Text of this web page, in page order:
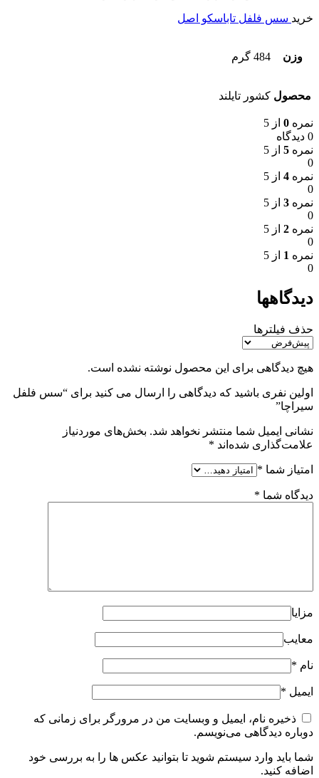
خرید سس فلفل تاباسکو اصل
وزن 484 گرم
محصول کشور تایلند
نمره 0 از 5
0 دیدگاه
نمره 5 از 5
0
نمره 4 از 5
0
نمره 3 از 5
0
نمره 2 از 5
0
نمره 1 از 5
0
دیدگاهها
حذف فیلترها
هیچ دیدگاهی برای این محصول نوشته نشده است.
اولین نفری باشید که دیدگاهی را ارسال می کنید برای “سس فلفل
سیراچا”
نشانی ایمیل شما منتشر نخواهد شد. بخش‌های موردنیاز
علامت‌گذاری شده‌اند *
امتیاز شما *
دیدگاه شما *
مزایا
معایب
نام *
ایمیل *
ذخیره نام، ایمیل و وبسایت من در مرورگر برای زمانی که
دوباره دیدگاهی می‌نویسم.
شما باید وارد سیستم شوید تا بتوانید عکس ها را به بررسی خود
اضافه کنید.